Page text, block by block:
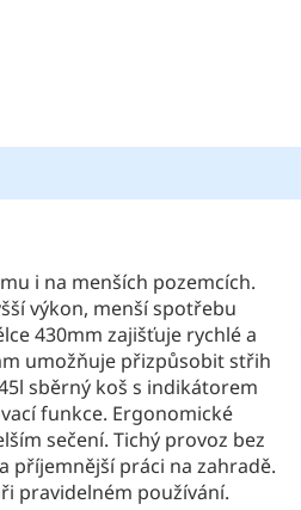
i na menších pozemcích.
výkon, menší spotřebu
430mm zajišťuje rychlé a
umožňuje přizpůsobit střih
sběrný koš s indikátorem
funkce. Ergonomické
sečení. Tichý provoz bez
příjemnější práci na zahradě.
pravidelném používání.